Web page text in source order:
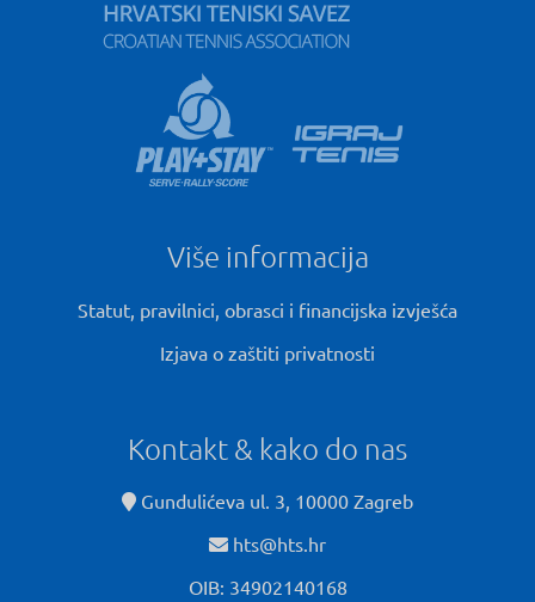
Više informacija
Statut, pravilnici, obrasci i financijska izvješća
Izjava o zaštiti privatnosti
Kontakt & kako do nas
Gundulićeva ul. 3, 10000 Zagreb
hts@hts.hr
OIB: 34902140168